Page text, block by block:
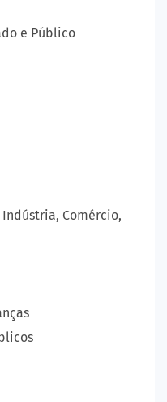
e Público
Comércio,